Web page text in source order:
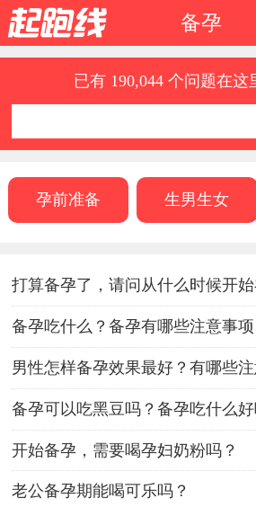
备孕
已有 190,044 个问题在这
孕前准备 生男生女
打算备孕了，请问从什么时候开
备孕吃什么？备孕有哪些注意事项
男性怎样备孕效果最好？有哪些注
备孕可以吃黑豆吗？备孕吃什么好
开始备孕，需要喝孕妇奶粉吗？
老公备孕期能喝可乐吗？